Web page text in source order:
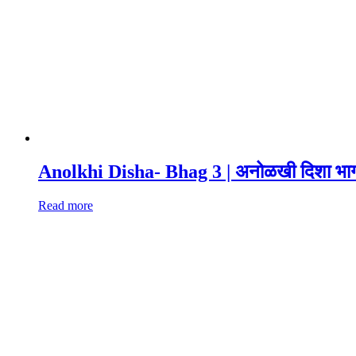
Anolkhi Disha- Bhag 3 | अनोळखी दिशा
Read more